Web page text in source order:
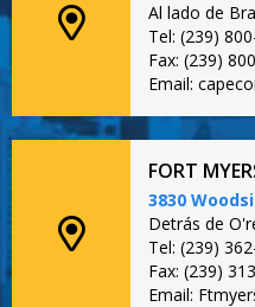
Al lado de
Tel: (239)
Fax: (239)
Email:
FORT
3830
Detrás de
Tel: (239)
Fax: (239)
Email: